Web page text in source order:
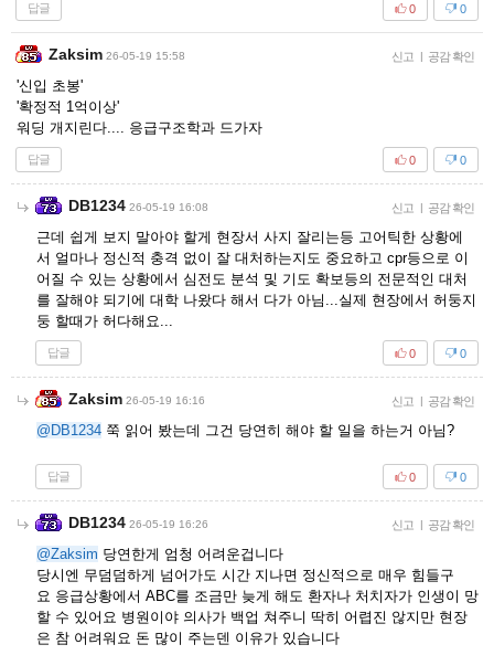
답글 0
0
Zaksim 26-05-19 15:58 신고 | 공감 확인
'신입 초봉'
'확정적 1억이상'
워딩 개지린다.... 응급구조학과 드가자
답글 0
0
DB1234 26-05-19 16:08 신고 | 공감 확인
근데 쉽게 보지 말아야 할게 현장서 사지 잘리는등 고어틱한 상황에
서 얼마나 정신적 충격 없이 잘 대처하는지도 중요하고 cpr등으로 이
어질 수 있는 상황에서 심전도 분석 및 기도 확보등의 전문적인 대처
를 잘해야 되기에 대학 나왔다 해서 다가 아님...실제 현장에서 허둥지
둥 할때가 허다해요...
답글 0
0
Zaksim 26-05-19 16:16 신고 | 공감 확인
@DB1234 쭉 읽어 봤는데 그건 당연히 해야 할 일을 하는거 아님?
답글 0
0
DB1234 26-05-19 16:26 신고 | 공감 확인
@Zaksim 당연한게 엄청 어려운겁니다
당시엔 무덤덤하게 넘어가도 시간 지나면 정신적으로 매우 힘들구
요 응급상황에서 ABC를 조금만 늦게 해도 환자나 처치자가 인생이 망
할 수 있어요 병원이야 의사가 백업 쳐주니 딱히 어렵진 않지만 현장
은 참 어려워요 돈 많이 주는덴 이유가 있습니다